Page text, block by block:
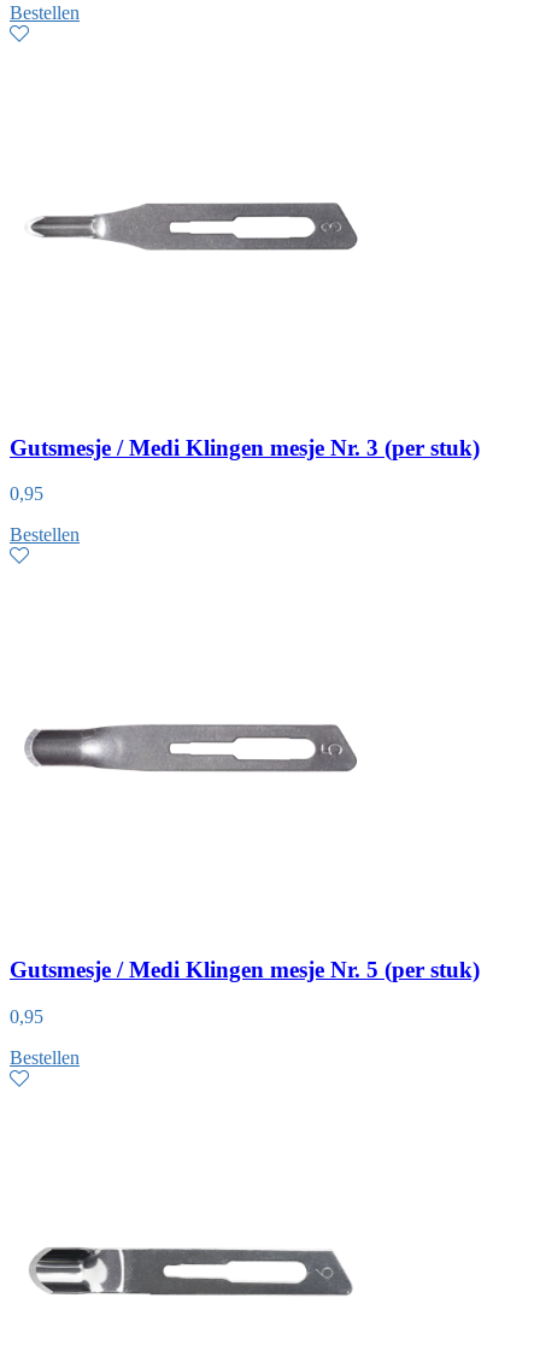
Bestellen
Gutsmesje / Medi Klingen mesje Nr. 3 (per stuk)
0,95
Bestellen
Gutsmesje / Medi Klingen mesje Nr. 5 (per stuk)
0,95
Bestellen